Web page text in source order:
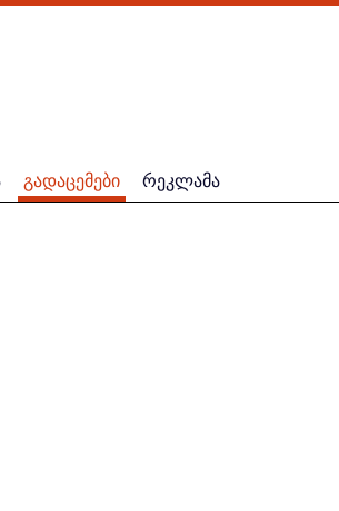
გადაცემები რეკლამა